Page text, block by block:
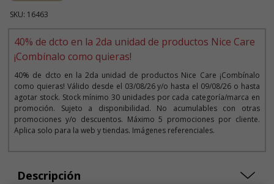
SKU: 16463
40% de dcto en la 2da unidad de productos Nice Care
¡Combínalo como quieras!
40% de dcto en la 2da unidad de productos Nice Care ¡Combínalo
como quieras! Válido desde el 03/08/26 y/o hasta el 09/08/26 o hasta
agotar stock. Stock mínimo 30 unidades por cada categoría/marca en
promoción. Sujeto a disponibilidad. No acumulables con otras
promociones y/o descuentos. Máximo 5 promociones por cliente.
Aplica solo para la web y tiendas. Imágenes referenciales.
Descripción